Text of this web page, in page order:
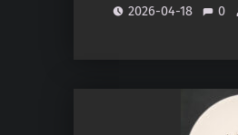
2026-04-18 0